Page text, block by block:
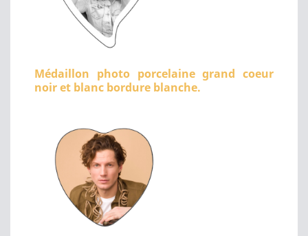
Médaillon photo porcelaine grand coeur
noir et blanc bordure blanche.